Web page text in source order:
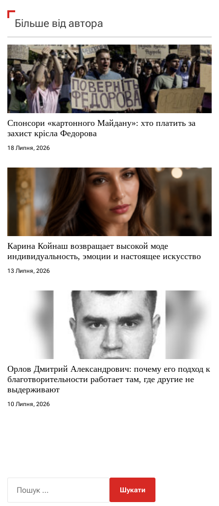
Більше від автора
Спонсори «картонного Майдану»: хто платить за
захист крісла Федорова
18 Липня, 2026
Карина Койнаш возвращает высокой моде
индивидуальность, эмоции и настоящее искусство
13 Липня, 2026
Орлов Дмитрий Александрович: почему его подход к
благотворительности работает там, где другие не
выдерживают
10 Липня, 2026